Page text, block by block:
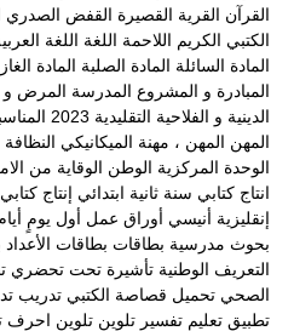
القرآن القرية القصيرة القفض الصدري
الكتبي الكريم اللاحمة اللغة اللغة
المادة السائلة المادة الصلبة المادة
المبادرة و المشروع المدرسة المرض و
الدينية و الفلاحية التقليدية 2023
المهن المهن ، مهنة الميكانيكي النظافة
الوحدة المركزية الوطن الوقاية من
انتاج كتابي سنة ثانية ابتدائي إنتاج
إنقليزية أنيسي أوراق عمل أول يومٍ
بحوث مدرسية بطاقات بطاقات الأعداد
التعريف الوطنية تأشيرة تحت تحضري
الصحي تحميل قصاصة الكتبي تدريب
تطبيق تعليم تفسير تلوين تلوين احرف